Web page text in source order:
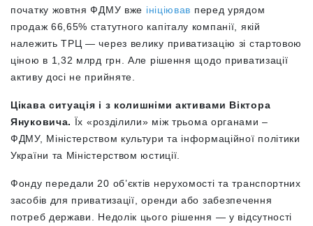
початку жовтня ФДМУ вже ініціював перед урядом
продаж 66,65% статутного капіталу компанії, якій
належить ТРЦ — через велику приватизацію зі стартовою
ціною в 1,32 млрд грн. Але рішення щодо приватизації
активу досі не прийняте.
Цікава ситуація і з колишніми активами Віктора
Януковича. Їх «розділили» між трьома органами –
ФДМУ, Міністерством культури та інформаційної політики
України та Міністерством юстиції.
Фонду передали 20 об’єктів нерухомості та транспортних
засобів для приватизації, оренди або забезпечення
потреб держави. Недолік цього рішення — у відсутності